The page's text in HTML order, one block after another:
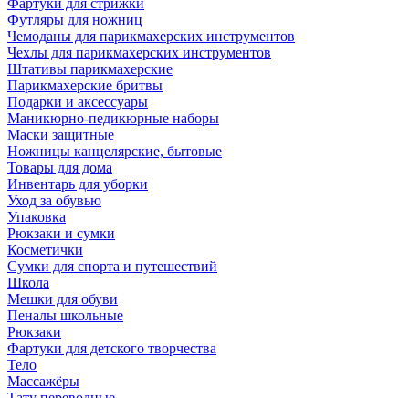
Фартуки для стрижки
Футляры для ножниц
Чемоданы для парикмахерских инструментов
Чехлы для парикмахерских инструментов
Штативы парикмахерские
Парикмахерские бритвы
Подарки и аксессуары
Маникюрно-педикюрные наборы
Маски защитные
Ножницы канцелярские, бытовые
Товары для дома
Инвентарь для уборки
Уход за обувью
Упаковка
Рюкзаки и сумки
Косметички
Сумки для спорта и путешествий
Школа
Мешки для обуви
Пеналы школьные
Рюкзаки
Фартуки для детского творчества
Тело
Массажёры